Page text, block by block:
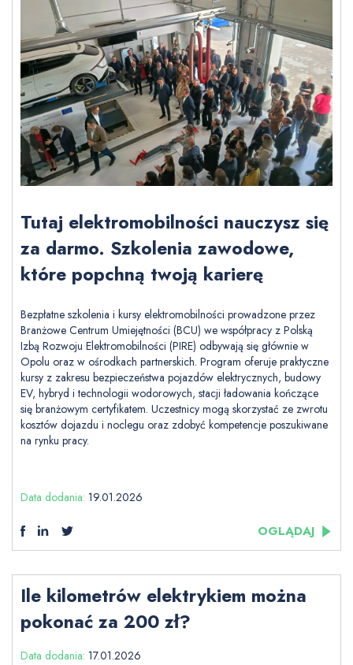
Tutaj elektromobilności nauczysz się
za darmo. Szkolenia zawodowe,
które popchną twoją karierę
Bezpłatne szkolenia i kursy elektromobilności prowadzone przez
Branżowe Centrum Umiejętności (BCU) we współpracy z Polską
Izbą Rozwoju Elektromobilności (PIRE) odbywają się głównie w
Opolu oraz w ośrodkach partnerskich. Program oferuje praktyczne
kursy z zakresu bezpieczeństwa pojazdów elektrycznych, budowy
EV, hybryd i technologii wodorowych, stacji ładowania kończące
się branżowym certyfikatem. Uczestnicy mogą skorzystać ze zwrotu
kosztów dojazdu i noclegu oraz zdobyć kompetencje poszukiwane
na rynku pracy.
Data dodania: 19.01.2026
OGLĄDAJ
Ile kilometrów elektrykiem można
pokonać za 200 zł?
Data dodania: 17.01.2026